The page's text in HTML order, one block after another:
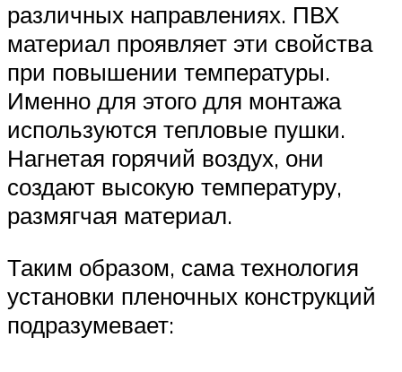
различных направлениях. ПВХ
материал проявляет эти свойства
при повышении температуры.
Именно для этого для монтажа
используются тепловые пушки.
Нагнетая горячий воздух, они
создают высокую температуру,
размягчая материал.
Таким образом, сама технология
установки пленочных конструкций
подразумевает: